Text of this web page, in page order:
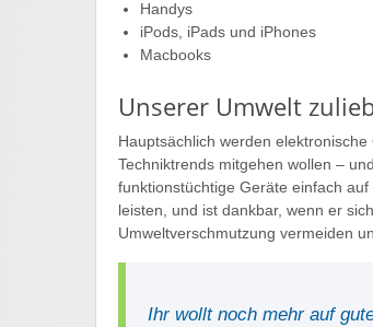
Handys
iPods, iPads und iPhones
Macbooks
Unserer Umwelt
Hauptsächlich werden
Techniktrends mitgehen wollen –
funktionstüchtige Geräte einfach
leisten, und ist dankbar, wenn er
Umweltverschmutzung vermeiden
Ihr wollt noch mehr auf